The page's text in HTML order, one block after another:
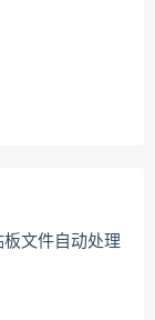
文件自动处理